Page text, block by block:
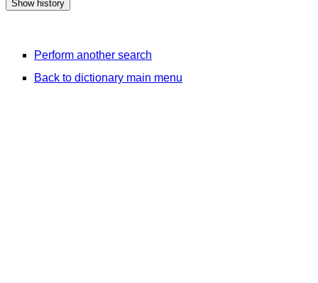
Perform another search
Back to dictionary main menu